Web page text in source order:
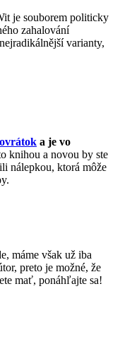
je souborem politicky
zahalování
varianty,
a je vo
knihou a novou by ste
nálepkou, ktorá môže
máme však už iba
preto je možné, že
mať, ponáhľajte sa!